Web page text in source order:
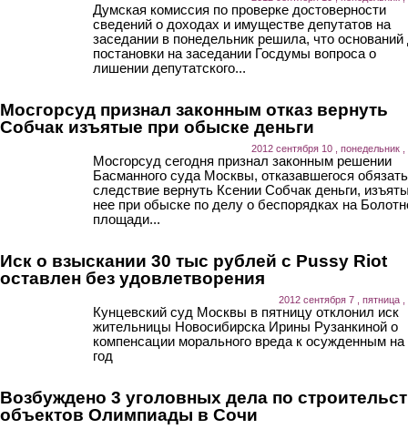
Думская комиссия по проверке достоверности
сведений о доходах и имуществе депутатов на
заседании в понедельник решила, что оснований
постановки на заседании Госдумы вопроса о
лишении депутатского...
Мосгорсуд признал законным отказ вернуть
Собчак изъятые при обыске деньги
2012 сентября 10 , понедельник ,
Мосгорсуд сегодня признал законным решении
Басманного суда Москвы, отказавшегося обязать
следствие вернуть Ксении Собчак деньги,
нее при обыске по делу о беспорядках на
площади...
Иск о взыскании 30 тыс рублей с Pussy Riot
оставлен без удовлетворения
2012 сентября 7 , пятница ,
Кунцевский суд Москвы в пятницу отклонил иск
жительницы Новосибирска Ирины Рузанкиной о
компенсации морального вреда к осужденным на
год
Возбуждено 3 уголовных дела по
объектов Олимпиады в Сочи